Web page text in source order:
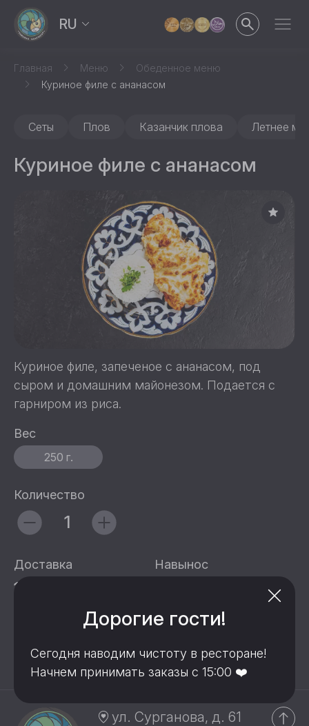
RU
Главная Меню
Обеденное меню
Куриное филе с ананасом
Сеты Плов Казанчик плова Летнее
Куриное филе с ананасом
Куриное филе, запеченое с ананасом, под
сыром и домашним майонезом. Подается с
гарниром из риса.
Вес
250 г.
Количество
Доставка
14
Навынос
В корзину
ул. Сурганова, д. 61
Дорогие гости!
Сегодня наводим чистоту в ресторане!
Начнем принимать заказы с 15:00 ❤️